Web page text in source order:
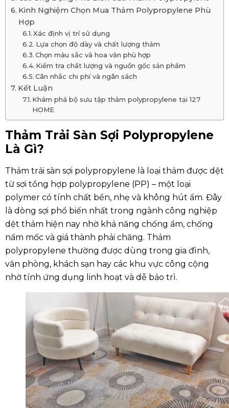
Kinh Nghiệm Chọn Mua Thảm Polypropylene Phù
Hợp
Xác định vị trí sử dụng
Lựa chọn độ dày và chất lượng thảm
Chọn màu sắc và hoa văn phù hợp
Kiểm tra chất lượng và nguồn gốc sản phẩm
Cân nhắc chi phí và ngân sách
Kết Luận
Khám phá bộ sưu tập thảm polypropylene tại 127
HOME
Thảm Trải Sàn Sợi Polypropylene
Là Gì?
Thảm trải sàn sợi polypropylene là loại thảm được dệt
từ sợi tổng hợp polypropylene (PP) – một loại
polymer có tính chất bền, nhẹ và không hút ẩm. Đây
là dòng sợi phổ biến nhất trong ngành công nghiệp
dệt thảm hiện nay nhờ khả năng chống ẩm, chống
nấm mốc và giá thành phải chăng. Thảm
polypropylene thường được dùng trong gia đình,
văn phòng, khách sạn hay các khu vực công cộng
nhờ tính ứng dụng linh hoạt và dễ bảo trì.